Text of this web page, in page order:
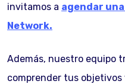
invitamos a agendar
Network.
Además, nuestro equipo
comprender tus